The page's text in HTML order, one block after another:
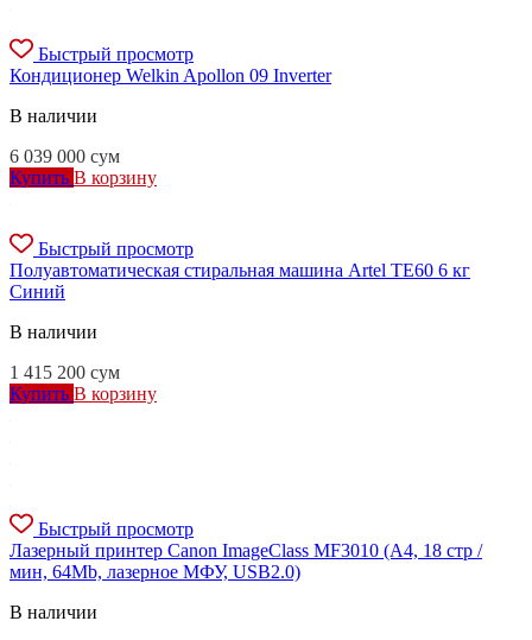
Быстрый просмотр
Кондиционер Welkin Apollon 09 Inverter
В наличии
6 039 000 сум
Купить В корзину
Быстрый просмотр
Полуавтоматическая стиральная машина Artel TE60 6 кг
Синий
В наличии
1 415 200 сум
Купить В корзину
Быстрый просмотр
Лазерный принтер Canon ImageClass MF3010 (A4, 18 стр /
мин, 64Mb, лазерное МФУ, USB2.0)
В наличии